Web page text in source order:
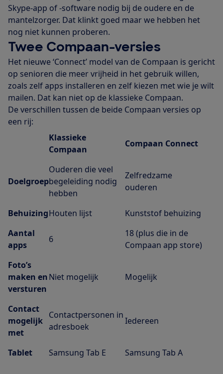
Skype-app of -software nodig bij de oudere en de
mantelzorger. Dat klinkt goed maar we hebben het
nog niet kunnen proberen.
Twee Compaan-versies
Het nieuwe ‘Connect’ model van de Compaan is gericht
op senioren die meer vrijheid in het gebruik willen,
zoals zelf apps installeren en zelf kiezen met wie je wilt
mailen. Dat kan niet op de klassieke Compaan.
De verschillen tussen de beide Compaan versies op
een rij:
Klassieke
Compaan
Compaan Connect
Doelgroep
Ouderen die veel
begeleiding nodig
hebben
Zelfredzame
ouderen
BehuizingHouten lijst
Kunststof behuizing
Aantal
apps
6
18 (plus die in de
Compaan app store)
Foto’s
maken en
versturen
Niet mogelijk Mogelijk
Contact
mogelijk
met
Contactpersonen in
adresboek
Iedereen
Tablet Samsung Tab E Samsung Tab A